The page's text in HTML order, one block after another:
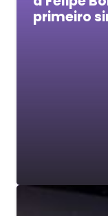
primeiro